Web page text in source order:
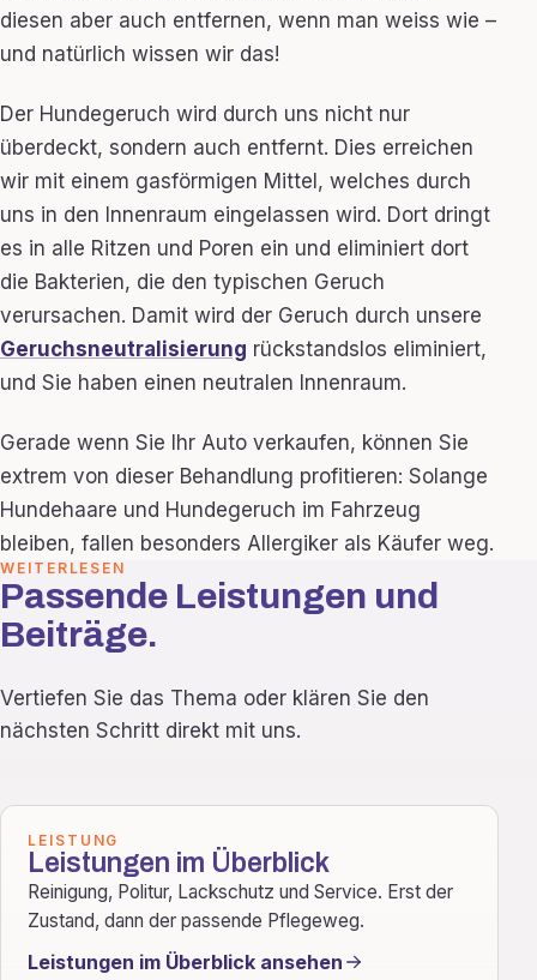
diesen aber auch entfernen, wenn man weiss wie –
und natürlich wissen wir das!
Der Hundegeruch wird durch uns nicht nur
überdeckt, sondern auch entfernt. Dies erreichen
wir mit einem gasförmigen Mittel, welches durch
uns in den Innenraum eingelassen wird. Dort dringt
es in alle Ritzen und Poren ein und eliminiert dort
die Bakterien, die den typischen Geruch
verursachen. Damit wird der Geruch durch unsere
Geruchsneutralisierung rückstandslos eliminiert,
und Sie haben einen neutralen Innenraum.
Gerade wenn Sie Ihr Auto verkaufen, können Sie
extrem von dieser Behandlung profitieren: Solange
Hundehaare und Hundegeruch im Fahrzeug
bleiben, fallen besonders Allergiker als Käufer weg.
WEITERLESEN
Passende Leistungen und
Beiträge.
Vertiefen Sie das Thema oder klären Sie den
nächsten Schritt direkt mit uns.
LEISTUNG
Leistungen im Überblick
Reinigung, Politur, Lackschutz und Service. Erst der
Zustand, dann der passende Pflegeweg.
Leistungen im Überblick ansehen